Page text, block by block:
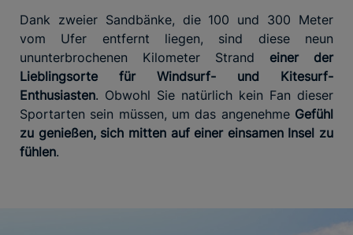
Dank zweier Sandbänke, die 100 und 300 Meter
vom Ufer entfernt liegen, sind diese neun
ununterbrochenen Kilometer Strand einer der
Lieblingsorte für Windsurf- und Kitesurf-
Enthusiasten. Obwohl Sie natürlich kein Fan dieser
Sportarten sein müssen, um das angenehme Gefühl
zu genießen, sich mitten auf einer einsamen Insel zu
fühlen.